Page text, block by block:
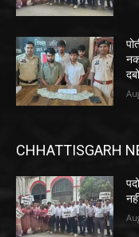
CHHATTISGARH